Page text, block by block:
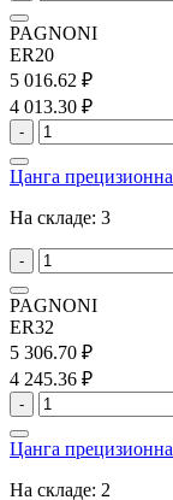
PAGNONI
ER20
5 016.62 ₽
4 013.30 ₽
-
Цанга
На складе: 3
-
PAGNONI
ER32
5 306.70 ₽
4 245.36 ₽
-
Цанга
На складе: 2